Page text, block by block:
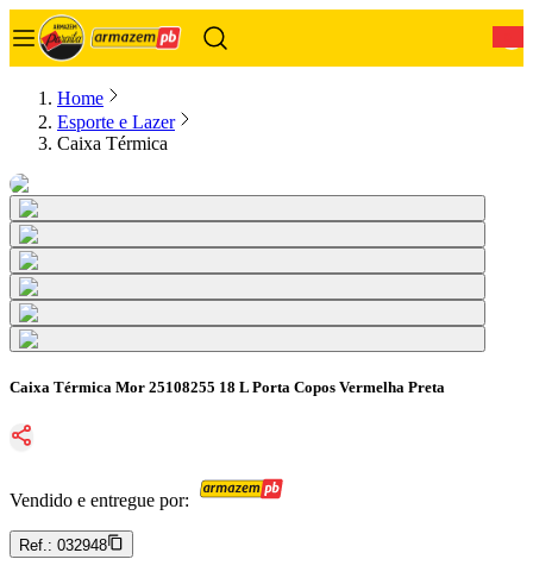
Home
Esporte e Lazer
Caixa Térmica
Caixa Térmica Mor 25108255 18 L Porta Copos Vermelha Preta
Vendido e entregue por:
Ref.: 032948